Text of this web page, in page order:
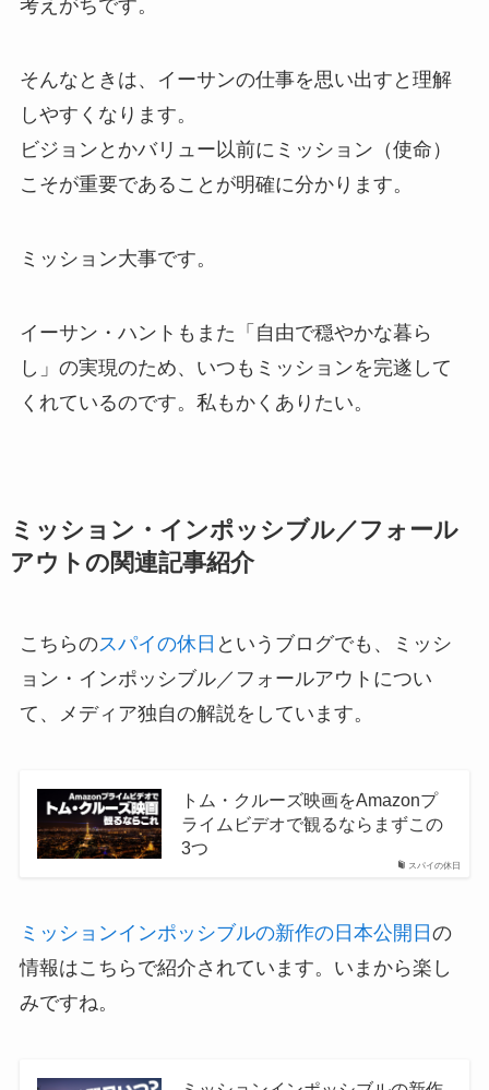
考えがちです。
そんなときは、イーサンの仕事を思い出すと理解
しやすくなります。
ビジョンとかバリュー以前にミッション（使命）
こそが重要であることが明確に分かります。
ミッション大事です。
イーサン・ハントもまた「自由で穏やかな暮ら
し」の実現のため、いつもミッションを完遂して
くれているのです。私もかくありたい。
ミッション・インポッシブル／フォール
アウトの関連記事紹介
こちらのスパイの休日 というブログでも、ミッシ
ョン・インポッシブル／フォールアウトについ
て、メディア独自の解説をしています。
スパイの休日
トム・クルーズ映画をAmazonプ
ライムビデオで観るならまずこの
3つ
ミッションインポッシブルの新作の日本公開日 の
情報はこちらで紹介されています。いまから楽し
みですね。